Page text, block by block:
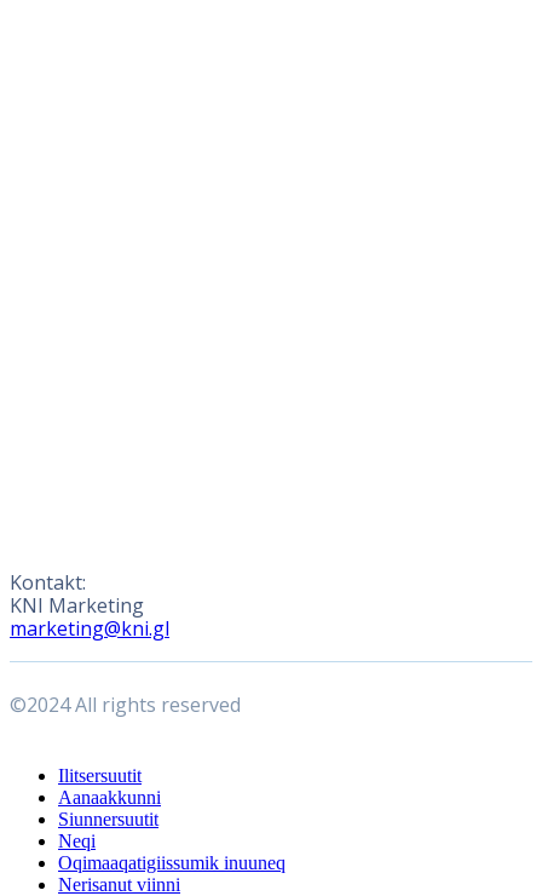
Kontakt:
KNI Marketing
marketing@kni.gl
©2024 All rights reserved
Close
Menu
Ilitsersuutit
Aanaakkunni
Siunnersuutit
Neqi
Oqimaaqatigiissumik inuuneq
Nerisanut viinni